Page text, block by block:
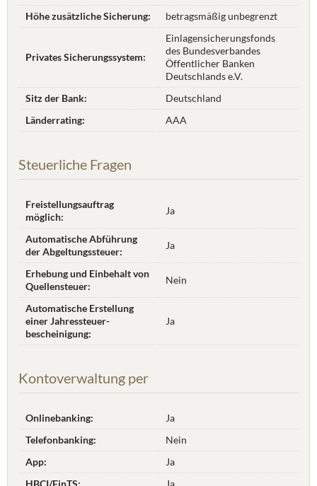
Höhe zusätzliche Sicherung:
betragsmäßig unbegrenzt
Privates Sicherungssystem:
Einlagensicherungsfonds
des Bundesverbandes
Öffentlicher Banken
Deutschlands e.V.
Sitz der Bank:
Deutschland
Länderrating:
AAA
Steuerliche Fragen
Freistellungsauftrag
möglich:
Ja
Automatische Abführung
der Abgeltungssteuer:
Ja
Erhebung und Einbehalt von
Quellensteuer:
Nein
Automatische Erstellung
einer Jahres­steuer­
bescheinigung:
Ja
Kontoverwaltung per
Onlinebanking:
Ja
Telefonbanking:
Nein
App:
Ja